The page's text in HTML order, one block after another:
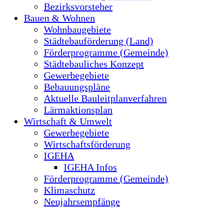
Bezirksvorsteher
Bauen & Wohnen
Wohnbaugebiete
Städtebauförderung (Land)
Förderprogramme (Gemeinde)
Städtebauliches Konzept
Gewerbegebiete
Bebauungspläne
Aktuelle Bauleitplanverfahren
Lärmaktionsplan
Wirtschaft & Umwelt
Gewerbegebiete
Wirtschaftsförderung
IGEHA
IGEHA Infos
Förderprogramme (Gemeinde)
Klimaschutz
Neujahrsempfänge